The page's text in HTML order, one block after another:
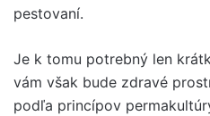
pestovaní.
Je k tomu potrebný len
vám však bude zdravé
podľa princípov